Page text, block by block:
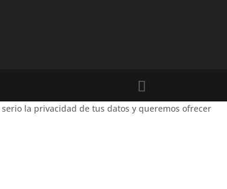
la privacidad de tus datos y queremos ofrecer